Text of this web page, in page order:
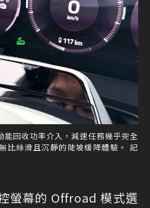
能回收功率介入，減速任務幾乎完全
比絲滑且沉靜的陡坡緩降體驗。 記
螢幕的 Offroad 模式選